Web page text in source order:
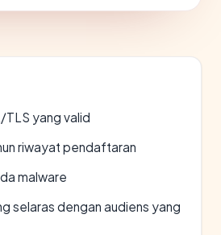
yang valid
riwayat pendaftaran
malware
selaras dengan audiens yang